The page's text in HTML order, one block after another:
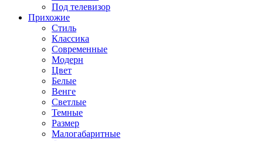
Под телевизор
Прихожие
Стиль
Классика
Современные
Модерн
Цвет
Белые
Венге
Светлые
Темные
Размер
Малогабаритные